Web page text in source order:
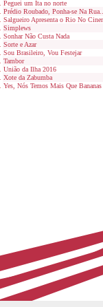
Peguei um Ita no norte
Prédio Roubado, Ponha-se Na
Salgueiro Apresenta o Rio No
Simplews
Sonhar Não Custa Nada
Sorte e Azar
Sou Brasileiro, Vou Festejar
Tambor
União da Ilha 2016
Xote da Zabumba
Yes, Nós Temos Mais Que Bananas